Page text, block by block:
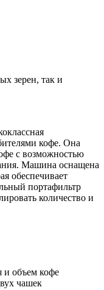
зерен, так и
кофе. Она
с возможностью
Машина оснащена
обеспечивает
портафильтр
количество и
и объем кофе
чашек